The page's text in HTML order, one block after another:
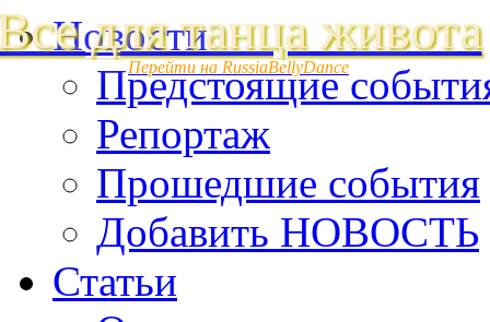
для танца живота
Перейти на RussiaBellyDance
Новости
Предстоящие
Репортаж
Прошедшие события
Добавить НОВОСТЬ
Статьи